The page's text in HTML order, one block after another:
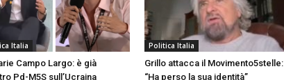
Italia
Campo Largo: è già
Pd-M5S sull’Ucraina
Politica Italia
Grillo attacca il Movimento5stelle:
“Ha perso la sua identità”